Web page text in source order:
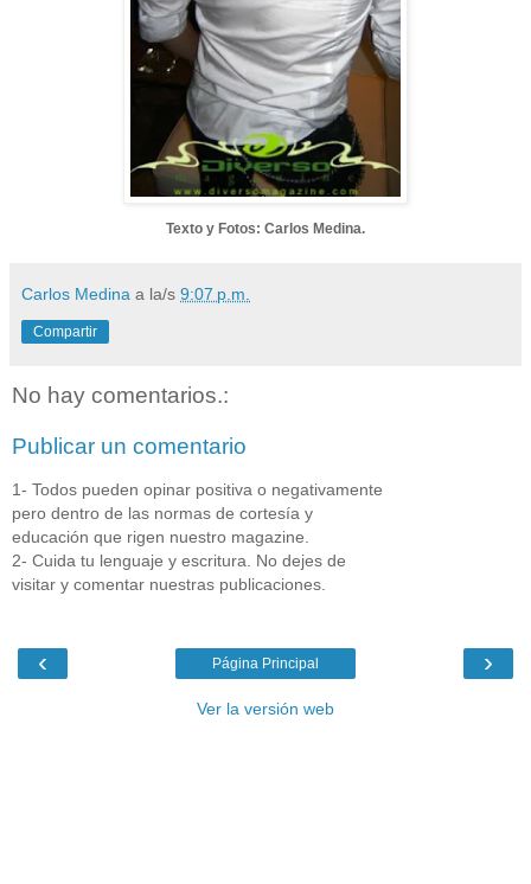
Texto y Fotos: Carlos Medina.
Carlos Medina a la/s 9:07 p.m.
Compartir
No hay comentarios.:
Publicar un comentario
1- Todos pueden opinar positiva o negativamente
pero dentro de las normas de cortesía y
educación que rigen nuestro magazine.
2- Cuida tu lenguaje y escritura. No dejes de
visitar y comentar nuestras publicaciones.
‹ ›
Página Principal
Ver la versión web